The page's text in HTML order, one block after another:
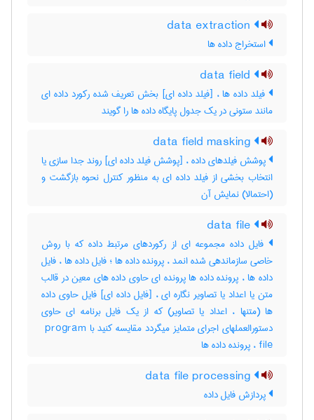
استخراج داده ها
فیلد داده ها ، [فیلد داده ای] بخش تعریف شده رکورد داده ای
مانند ستونی در یک جدول پایگاه داده ها را گویند
پوشش فیلدهای داده ، [پوشش فیلد داده ای] روند جدا سازی یا
انتخاب بخشی از فیلد داده ای به منظور کنترل نحوه بازگشت و
(احتمالا) نمایش آن
فایل داده مجموعه ای از رکوردهای مرتبط داده که با روش
خاصی سازماندهی شده انمد ، پرونده داده ها ؛ فایل داده ها ، فایل
داده ها ، پرونده داده ها پرونده ای حاوی داده های معین در قالب
متن یا اعداد یا تصاویر نگاره ای ، [فایل داده ای] فایل حاوی داده
ها (متنها ، اعداد یا تصاویر) که از یک فایل برنامه ای حاوی
دستورالعملهای اجرای متمایز میگردد مقایسه کنید با ‎ program
file ، پرونده داده ‌ها
پردازش فایل داده